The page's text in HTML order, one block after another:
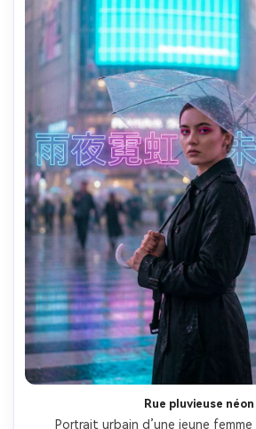
Rue pluvieuse néon
Portrait urbain d’une jeune